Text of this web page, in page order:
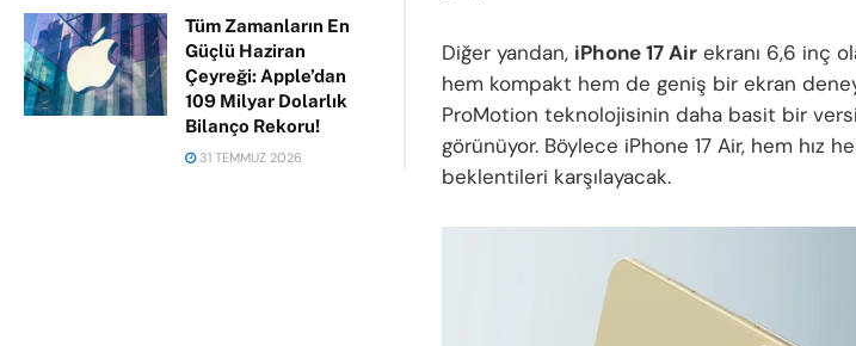
Tüm Zamanların En
Güçlü Haziran
Çeyreği: Apple’dan
109 Milyar Dolarlık
Bilanço Rekoru!
31 TEMMUZ 2026
Diğer yandan, iPhone 17 Air ekranı 6,6 inç
hem kompakt hem de geniş bir ekran
ProMotion teknolojisinin daha basit bir
görünüyor. Böylece iPhone 17 Air, hem hız
beklentileri karşılayacak.